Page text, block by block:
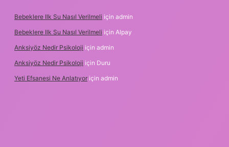
Bebeklere Ilk Su Nasıl Verilmeli için admin
Bebeklere Ilk Su Nasıl Verilmeli için Alpay
Anksiyöz Nedir Psikoloji için admin
Anksiyöz Nedir Psikoloji için Duru
Yeti Efsanesi Ne Anlatıyor için admin